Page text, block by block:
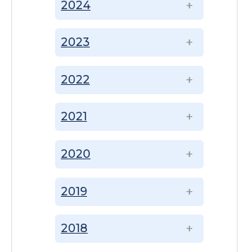
2018
2019
2020
2021
2022
2023
2024